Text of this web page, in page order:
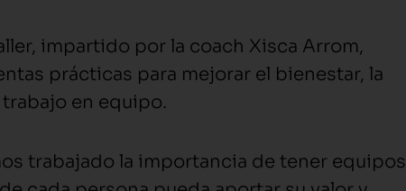
impartido por la coach Xisca Arrom,
prácticas para mejorar el bienestar, la
en equipo.
trabajado la importancia de tener equipos